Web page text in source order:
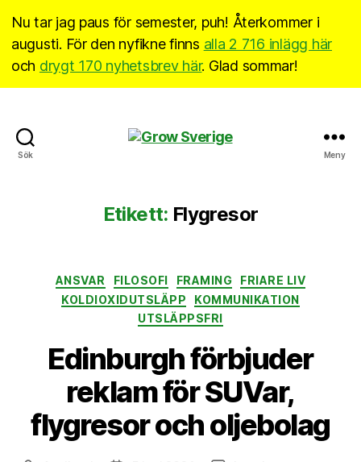
Nu tar jag paus för semester, puh! Återkommer i
augusti. För den nyfikne finns alla 2 716 inlägg här
och drygt 170 nyhetsbrev här. Glad sommar!
Sök Meny
Etikett: Flygresor
Kategorier
ANSVAR FILOSOFI FRAMING
FRIARE LIV
KOLDIOXIDUTSLÄPP
KOMMUNIKATION
UTSLÄPPSFRI
Edinburgh förbjuder
reklam för SUVar,
flygresor och oljebolag